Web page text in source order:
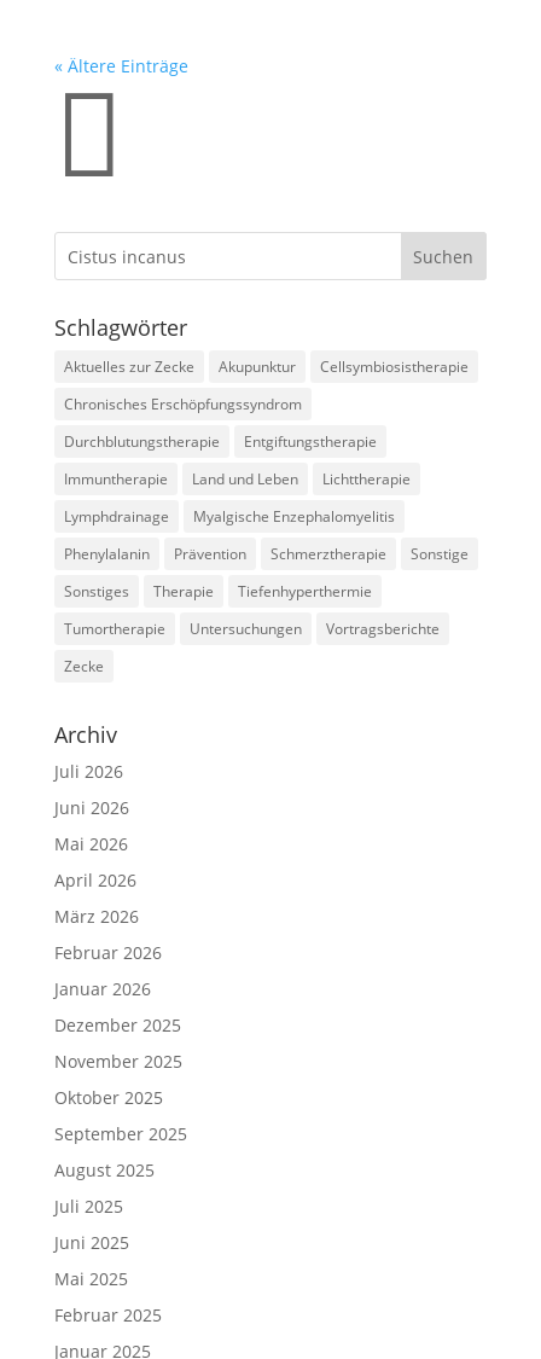
« Ältere Einträge

Schlagwörter
Aktuelles zur Zecke Akupunktur
Cellsymbiosistherapie
Chronisches Erschöpfungssyndrom
Durchblutungstherapie
Entgiftungstherapie
Immuntherapie
Land und Leben
Lichttherapie
Lymphdrainage
Myalgische Enzephalomyelitis
Phenylalanin
Prävention Schmerztherapie
Sonstige
Sonstiges
Therapie
Tiefenhyperthermie
Tumortherapie
Untersuchungen
Vortragsberichte
Zecke
Archiv
Juli 2026
Juni 2026
Mai 2026
April 2026
März 2026
Februar 2026
Januar 2026
Dezember 2025
November 2025
Oktober 2025
September 2025
August 2025
Juli 2025
Juni 2025
Mai 2025
Februar 2025
Januar 2025